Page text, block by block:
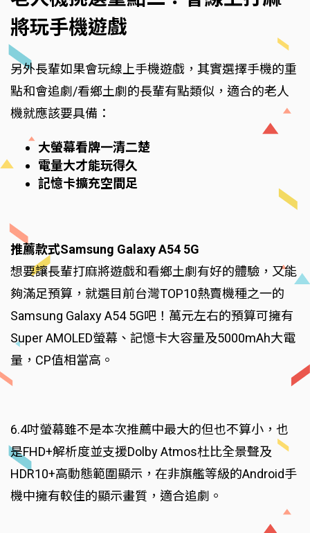
將玩手機遊戲
另外長輩如果會玩線上手機遊戲，其實選擇手機的重
點和會追劇/看鄉土劇的長輩有點類似，適合的老人
機就應該要具備：
大螢幕看牌一清二楚
電量大才能玩得久
記憶卡擴充空間足
推薦款式Samsung Galaxy A54 5G
想要讓長輩打麻將遊戲和看鄉土劇有好的體驗，又能
夠滿足預算，就選目前台灣TOP10熱賣機種之一的
Samsung Galaxy A54 5G吧！萬元左右的預算可擁有
Super AMOLED螢幕、記憶卡大容量及5000mAh大電
量，CP值相當高。
6.4吋螢幕雖不是本次推薦中最大的但也不算小，也
是FHD+解析度並支援Dolby Atmos杜比全景聲及
HDR10+高動態範圍顯示，在非旗艦等級的Android手
機中擁有較佳的顯示畫質，適合追劇。